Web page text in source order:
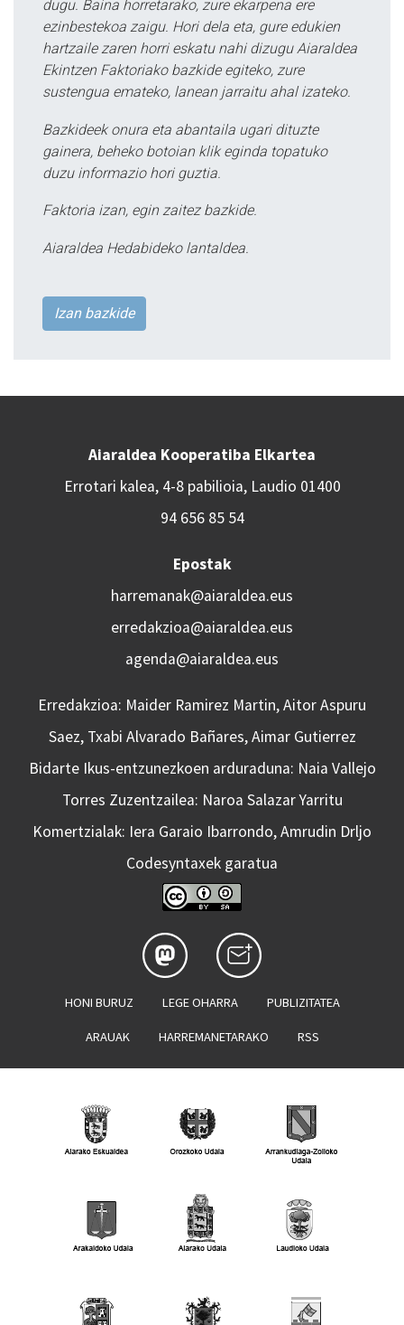
dugu. Baina horretarako, zure ekarpena ere
ezinbestekoa zaigu. Hori dela eta, gure edukien
hartzaile zaren horri eskatu nahi dizugu Aiaraldea
Ekintzen Faktoriako bazkide egiteko, zure
sustengua emateko, lanean jarraitu ahal izateko.
Bazkideek onura eta abantaila ugari dituzte
gainera, beheko botoian klik eginda topatuko
duzu informazio hori guztia.
Faktoria izan, egin zaitez bazkide.
Aiaraldea Hedabideko lantaldea.
Izan bazkide
Aiaraldea Kooperatiba Elkartea
Errotari kalea, 4-8 pabilioia, Laudio 01400
94 656 85 54
Epostak
harremanak@aiaraldea.eus
erredakzioa@aiaraldea.eus
agenda@aiaraldea.eus
Erredakzioa: Maider Ramirez Martin, Aitor Aspuru
Saez, Txabi Alvarado Bañares, Aimar Gutierrez
Bidarte Ikus-entzunezkoen arduraduna: Naia Vallejo
Torres Zuzentzailea: Naroa Salazar Yarritu
Komertzialak: Iera Garaio Ibarrondo, Amrudin Drljo
Codesyntaxek garatua
HONI BURUZ LEGE OHARRA PUBLIZITATEA
ARAUAK HARREMANETARAKO RSS